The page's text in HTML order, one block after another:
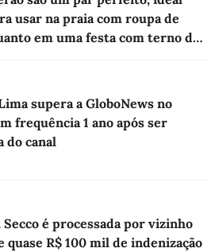
usar na praia com roupa de
em uma festa com terno de
supera a GloboNews no
frequência 1 ano após ser
do canal
Secco é processada por vizinho
quase R$ 100 mil de indenização